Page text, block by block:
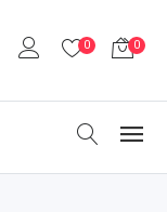
0 0